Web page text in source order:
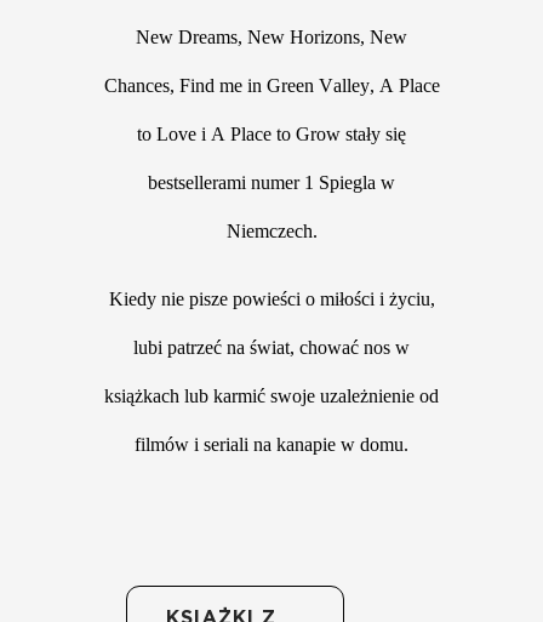
New Dreams, New Horizons, New
Chances, Find me in Green Valley, A Place
to Love i A Place to Grow stały się
bestsellerami numer 1 Spiegla w
Niemczech.
Kiedy nie pisze powieści o miłości i życiu,
lubi patrzeć na świat, chować nos w
książkach lub karmić swoje uzależnienie od
filmów i seriali na kanapie w domu.
KSIĄŻKI Z